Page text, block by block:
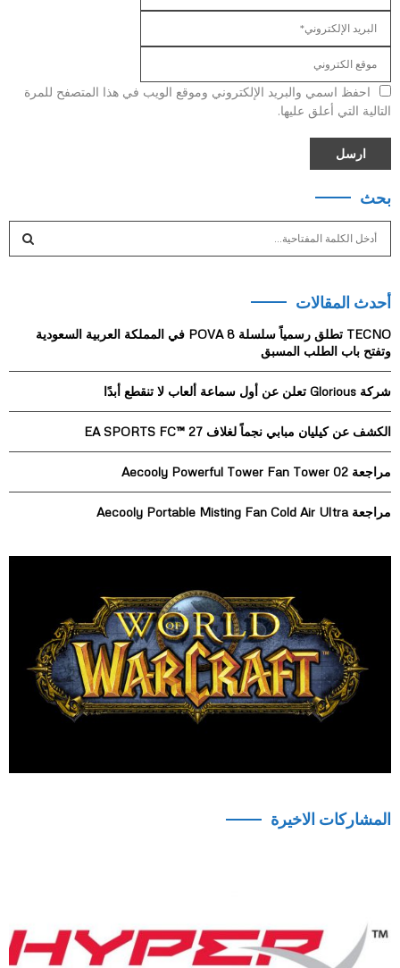
احفظ اسمي والبريد الإلكتروني وموقع الويب في هذا المتصفح للمرة
التالية التي أعلق عليها.
بحث
c
f
o
:
C
H
أحدث المقالات
TECNO تطلق رسمياً سلسلة POVA 8 في المملكة العربية السعودية
وتفتح باب الطلب المسبق
شركة Glorious تعلن عن أول سماعة ألعاب لا تنقطع أبدًا
الكشف عن كيليان مبابي نجماً لغلاف EA SPORTS FC™ 27
مراجعة Aecooly Powerful Tower Fan Tower 02
مراجعة Aecooly Portable Misting Fan Cold Air Ultra
المشاركات الاخيرة